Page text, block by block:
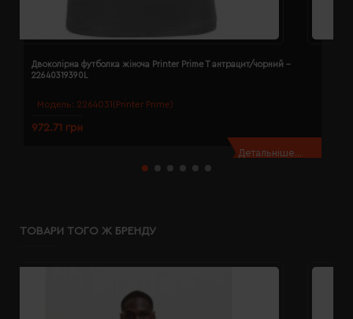
Модель: 2264031(Printer Prime)
Двоколірна футболка жіноча Printer Prime T антрацит/чорний -
22640319390L
972.71 грн
Детальніше...
ТОВАРИ ТОГО Ж БРЕНДУ